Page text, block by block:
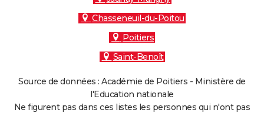
Chasseneuil-du-Poitou
Poitiers
Saint-Benoît
Source de données : Académie de Poitiers - Ministère de
l'Education nationale
Ne figurent pas dans ces listes les personnes qui n'ont pas